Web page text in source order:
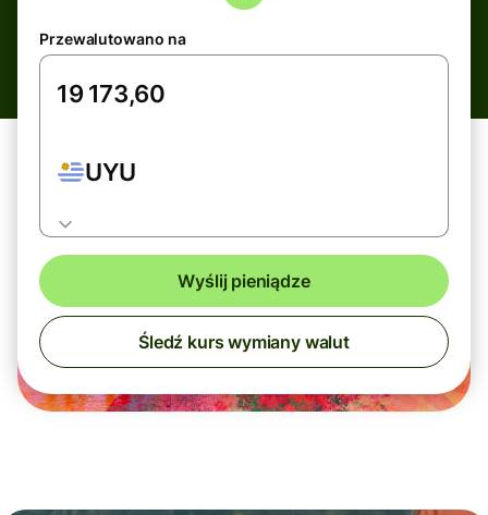
Przewalutowano na
UYU
Wyślij pieniądze
Śledź kurs wymiany walut